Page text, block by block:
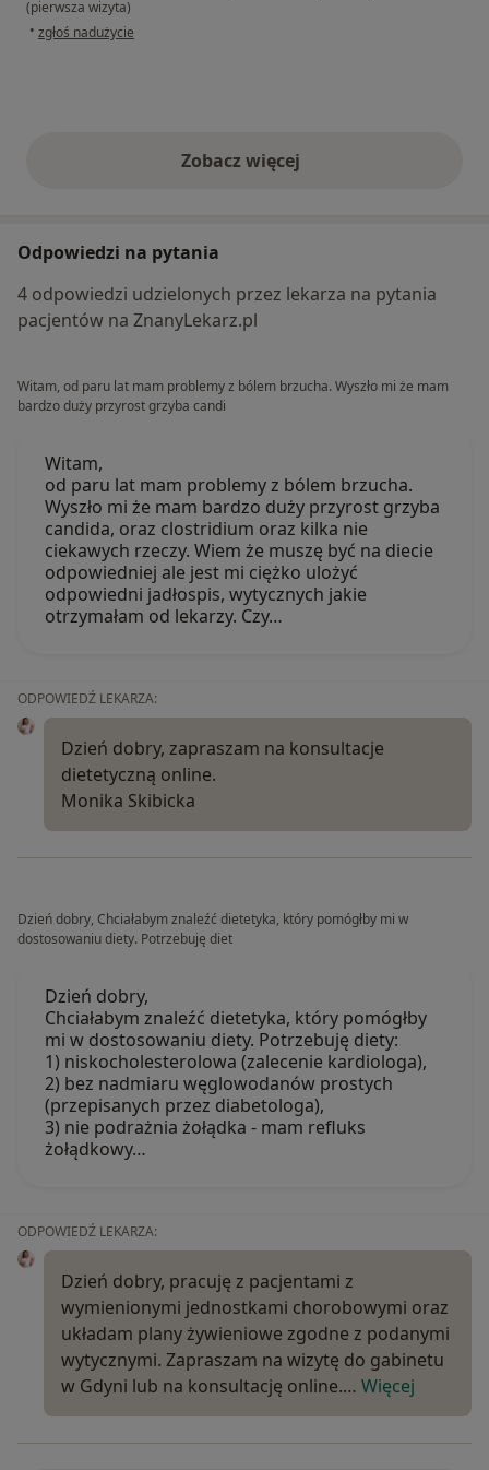
(pierwsza wizyta)
• w opinii użytkownika Adam
zgłoś nadużycie
Zobacz więcejopinie powyżej
Odpowiedzi na pytania
4 odpowiedzi udzielonych przez lekarza na pytania
pacjentów na ZnanyLekarz.pl
Witam, od paru lat mam problemy z bólem brzucha. Wyszło mi że mam
bardzo duży przyrost grzyba candi
Witam,
od paru lat mam problemy z bólem brzucha.
Wyszło mi że mam bardzo duży przyrost grzyba
candida, oraz clostridium oraz kilka nie
ciekawych rzeczy. Wiem że muszę być na diecie
odpowiedniej ale jest mi ciężko ulożyć
odpowiedni jadłospis, wytycznych jakie
otrzymałam od lekarzy. Czy…
ODPOWIEDŹ LEKARZA:
Dzień dobry, zapraszam na konsultacje
dietetyczną online.
Monika Skibicka
Dzień dobry, Chciałabym znaleźć dietetyka, który pomógłby mi w
dostosowaniu diety. Potrzebuję diet
Dzień dobry,
Chciałabym znaleźć dietetyka, który pomógłby
mi w dostosowaniu diety. Potrzebuję diety:
1) niskocholesterolowa (zalecenie kardiologa),
2) bez nadmiaru węglowodanów prostych
(przepisanych przez diabetologa),
3) nie podrażnia żołądka - mam refluks
żołądkowy…
ODPOWIEDŹ LEKARZA:
Dzień dobry, pracuję z pacjentami z
wymienionymi jednostkami chorobowymi oraz
układam plany żywieniowe zgodne z podanymi
wytycznymi. Zapraszam na wizytę do gabinetu
w Gdyni lub na konsultację online.… Więcej